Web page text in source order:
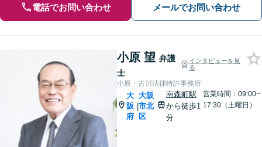
電話でお問い合わせ メールでお問い合わせ
小原 望 弁護
士
インタビューを見
る
小原・古川法律特許事務所
大
阪
府
|
大阪
市北
区
南森町駅
から徒歩1
分
営業時間：09:00~
17:30（土曜日）